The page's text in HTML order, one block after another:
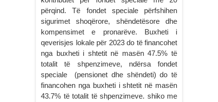
përqind. Të fondet speciale përfshihen
sigurimet shoqërore, shëndetësore dhe
kompensimet e pronarëve. Buxheti i
qeverisjes lokale për 2023 do të financohet
nga buxheti i shtetit në masën 47.5% të
totalit të shpenzimeve, ndërsa fondet
speciale (pensionet dhe shëndeti) do të
financohen nga buxheti i shtetit në masën
43.7% të totalit të shpenzimeve. shiko me